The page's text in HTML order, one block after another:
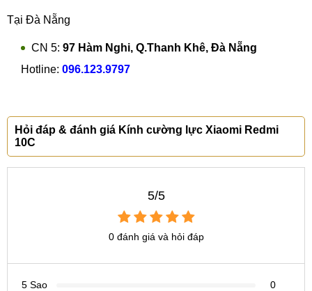
Tại Đà Nẵng
CN 5: 97 Hàm Nghi, Q.Thanh Khê, Đà Nẵng
Hotline: 096.123.9797
Hỏi đáp & đánh giá Kính cường lực Xiaomi Redmi
10C
5/5
0 đánh giá và hỏi đáp
5 Sao
0